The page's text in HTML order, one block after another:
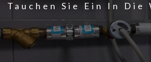
Tauchen Sie Ein In